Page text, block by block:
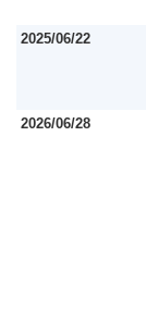
2025/06/22
2026/06/28